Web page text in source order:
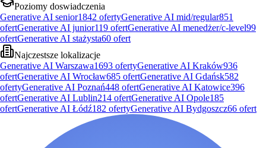
Poziomy doswiadczenia
Generative AI senior1842 ofertyGenerative AI mid/regular851
ofertGenerative AI junior119 ofertGenerative AI menedżer/c-level99
ofertGenerative AI stażysta60 ofert
Najczestsze lokalizacje
Generative AI Warszawa1693 ofertyGenerative AI Kraków936
ofertGenerative AI Wrocław685 ofertGenerative AI Gdańsk582
ofertyGenerative AI Poznań448 ofertGenerative AI Katowice396
ofertGenerative AI Lublin214 ofertGenerative AI Opole185
ofertGenerative AI Łódź182 ofertyGenerative AI Bydgoszcz66 ofert